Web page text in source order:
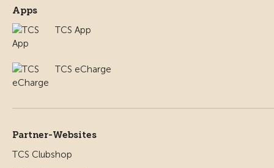
Apps
TCS App
TCS eCharge
Partner-Websites
TCS Clubshop